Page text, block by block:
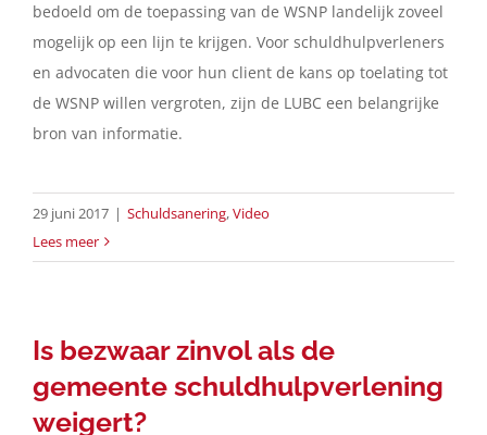
bedoeld om de toepassing van de WSNP landelijk zoveel
mogelijk op een lijn te krijgen. Voor schuldhulpverleners
en advocaten die voor hun client de kans op toelating tot
de WSNP willen vergroten, zijn de LUBC een belangrijke
bron van informatie.
29 juni 2017 | Schuldsanering,Video
Lees meer
Is bezwaar zinvol als de
gemeente schuldhulpverlening
weigert?